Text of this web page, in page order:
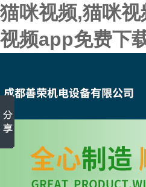
猫咪视频,猫咪
视频app免费下